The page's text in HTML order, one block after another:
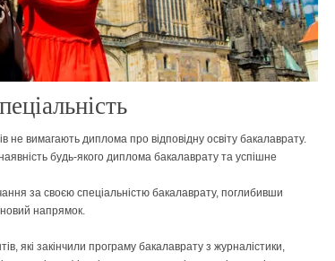
не вимагають диплома про відповідну освіту бакалаврату.
будь-якого диплома бакалаврату та успішне
за своєю спеціальністю бакалаврату, поглибивши
новий напрямок.
які закінчили програму бакалаврату з журналістики,